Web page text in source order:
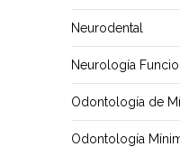
Neurodental
Neurología
Odontología de
Odontología